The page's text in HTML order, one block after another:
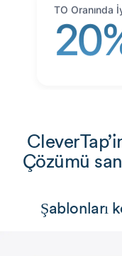
TO Oranında
Çözümü
Şablonları